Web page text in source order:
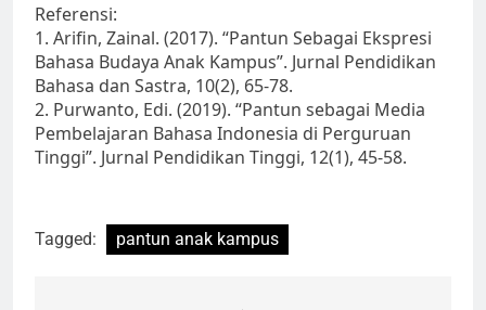
Referensi:
1. Arifin, Zainal. (2017). “Pantun Sebagai Ekspresi
Bahasa Budaya Anak Kampus”. Jurnal Pendidikan
Bahasa dan Sastra, 10(2), 65-78.
2. Purwanto, Edi. (2019). “Pantun sebagai Media
Pembelajaran Bahasa Indonesia di Perguruan
Tinggi”. Jurnal Pendidikan Tinggi, 12(1), 45-58.
Tagged: pantun anak kampus